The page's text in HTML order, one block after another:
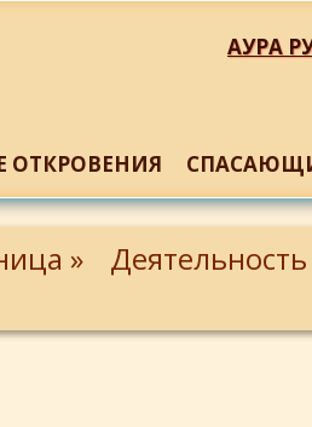
АУРА
ОТКРОВЕНИЯ
»
почетный президент